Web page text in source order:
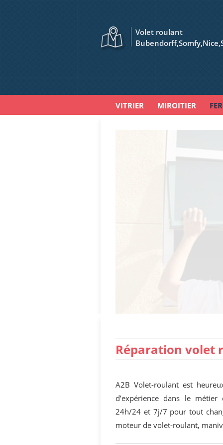
Volet roulant
VITRIER MIROITIER
Réparation volet
A2B Volet-roulant est
d’expérience dans le
24h/24 et 7j/7 pour tout
moteur de volet-roulant,